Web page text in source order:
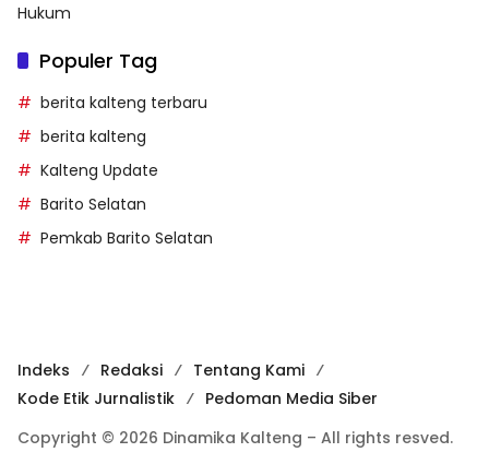
Hukum
Populer Tag
berita kalteng terbaru
berita kalteng
Kalteng Update
Barito Selatan
Pemkab Barito Selatan
Indeks Redaksi
Tentang Kami
Kode Etik Jurnalistik
Pedoman Media Siber
Copyright © 2026 Dinamika Kalteng – All rights resved.